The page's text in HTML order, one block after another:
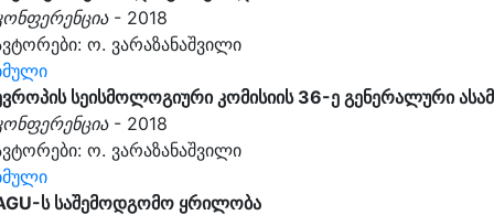
- 2018
ო. ვარაზანაშვილი
სეისმოლოგიური კომისიის 36-ე გენერალური
- 2018
ო. ვარაზანაშვილი
ს საშემოდგომო ყრილობა